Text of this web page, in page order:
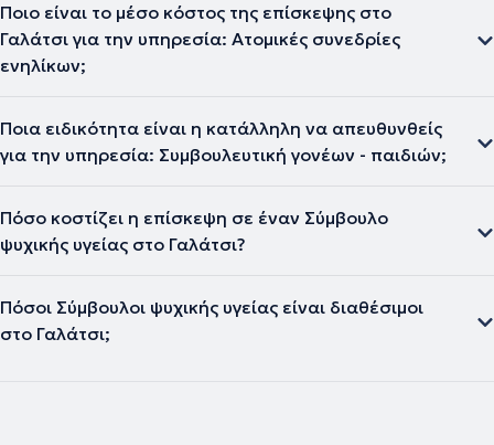
Ποιο είναι το μέσο κόστος της επίσκεψης στο
Γαλάτσι για την υπηρεσία: Ατομικές συνεδρίες
ενηλίκων;
Ποια ειδικότητα είναι η κατάλληλη να απευθυνθείς
για την υπηρεσία: Συμβουλευτική γονέων - παιδιών;
Πόσο κοστίζει η επίσκεψη σε έναν Σύμβουλο
ψυχικής υγείας στο Γαλάτσι?
Πόσοι Σύμβουλοι ψυχικής υγείας είναι διαθέσιμοι
στο Γαλάτσι;